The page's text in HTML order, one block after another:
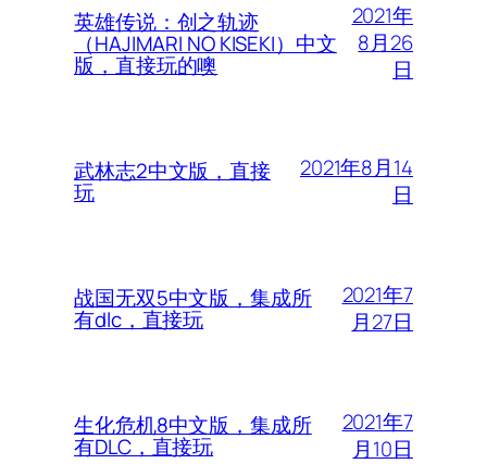
英雄传说：创之轨迹
（HAJIMARI NO KISEKI）中文
版，直接玩的噢
2021年
8月26
日
武林志2中文版，直接
玩
2021年8月14
日
战国无双5中文版，集成所
有dlc，直接玩
2021年7
月27日
生化危机8中文版，集成所
有DLC，直接玩
2021年7
月10日